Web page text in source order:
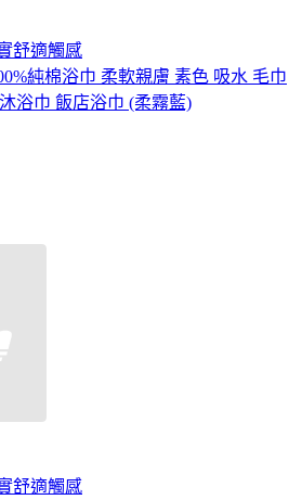
舒適觸感
純棉浴巾 柔軟親膚 素色 吸水 毛巾
浴巾 飯店浴巾 (柔霧藍)
舒適觸感